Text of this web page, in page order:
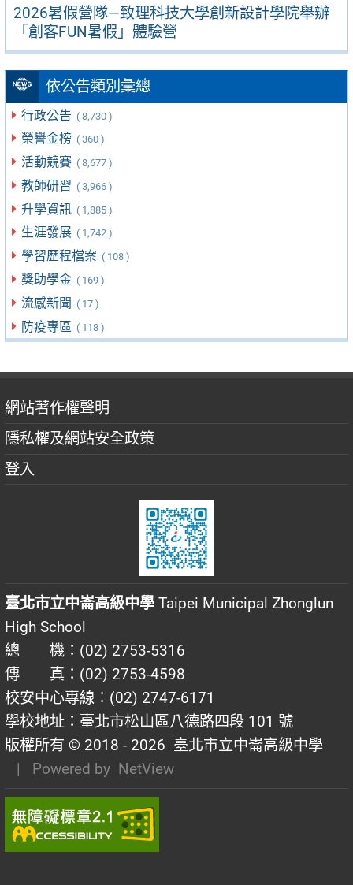
2026暑假營隊—致理科技大學創新設計學院舉辦
「創客FUN暑假」體驗營
依公告類別彙總
行政公告 ( 8,730 )
榮譽金榜 ( 360 )
活動競賽 ( 8,677 )
教師研習 ( 3,966 )
升學資訊 ( 1,885 )
生涯發展 ( 1,742 )
學習歷程檔案 ( 108 )
獎助學金 ( 169 )
流感新聞 ( 17 )
防疫專區 ( 118 )
網站著作權聲明
隱私權及網站安全政策
登入
臺北市立中崙高級中學 Taipei Municipal Zhonglun
High School
總 機：(02) 2753-5316
傳 真：(02) 2753-4598
校安中心專線：(02) 2747-6171
學校地址：臺北市松山區八德路四段 101 號
版權所有 © 2018 - 2026 臺北市立中崙高級中學
| Powered by NetView